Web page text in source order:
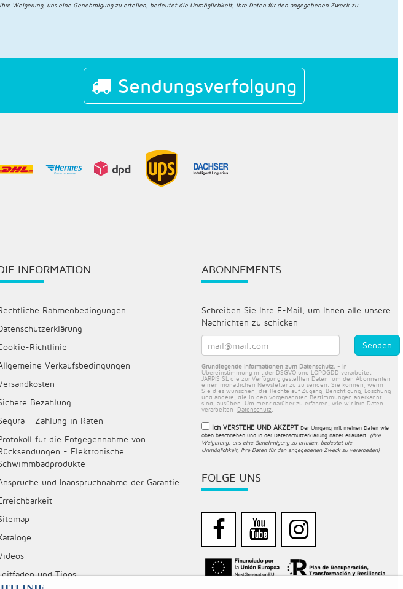
Weigerung, uns eine Genehmigung zu erteilen, bedeutet die Unmöglichkeit, Ihre Daten für den angegebenen Zweck zu
Sendungsverfolgung
INFORMATION
Rahmenbedingungen
Richtlinie
Verkaufsbedingungen
Bezahlung
- Zahlung in Raten
für die Entgegennahme von
- Elektronische
und Inanspruchnahme der Garantie.
und Tipps
ABONNEMENTS
Schreiben Sie Ihre E-Mail, um Ihnen alle unsere
Nachrichten zu schicken
Grundlegende Informationen zum Datenschutz. - In
Übereinstimmung mit der DSGVO und LOPDGDD verarbeitet
JARPIS SL die zur Verfügung gestellten Daten, um den Abonnenten
einen monatlichen Newsletter zu zu senden. Sie können, wenn
Sie dies wünschen, die Rechte auf Zugang, Berichtigung, Löschung
und andere, die in den vorgenannten Bestimmungen anerkannt
sind, ausüben. Um mehr darüber zu erfahren, wie wir Ihre Daten
verarbeiten, Datenschutz.
Ich VERSTEHE UND AKZEPT Der Umgang mit meinen Daten wie
oben beschrieben und in der Datenschutzerklärung näher erläutert. (Ihre
Weigerung, uns eine Genehmigung zu erteilen, bedeutet die
Unmöglichkeit, Ihre Daten für den angegebenen Zweck zu verarbeiten)
FOLGE UNS